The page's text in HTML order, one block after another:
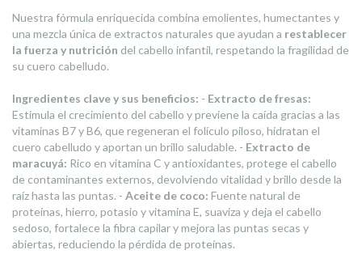
Nuestra fórmula enriquecida combina emolientes, humectantes y
una mezcla única de extractos naturales que ayudan a restablecer
la fuerza y nutrición del cabello infantil, respetando la fragilidad de
su cuero cabelludo.
Ingredientes clave y sus beneficios: - Extracto de fresas:
Estimula el crecimiento del cabello y previene la caída gracias a las
vitaminas B7 y B6, que regeneran el folículo piloso, hidratan el
cuero cabelludo y aportan un brillo saludable. - Extracto de
maracuyá: Rico en vitamina C y antioxidantes, protege el cabello
de contaminantes externos, devolviendo vitalidad y brillo desde la
raíz hasta las puntas. - Aceite de coco: Fuente natural de
proteínas, hierro, potasio y vitamina E, suaviza y deja el cabello
sedoso, fortalece la fibra capilar y mejora las puntas secas y
abiertas, reduciendo la pérdida de proteínas.